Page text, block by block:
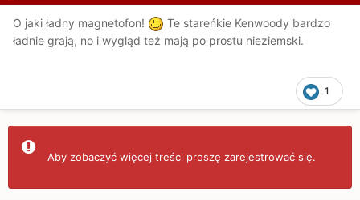
O jaki ładny magnetofon!
Te stareńkie Kenwoody bardzo
ładnie grają, no i wygląd też mają po prostu nieziemski.
1
Aby zobaczyć więcej treści proszę zarejestrować się.